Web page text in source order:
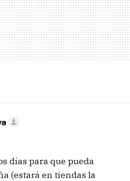
días para que pueda
(estará en tiendas la